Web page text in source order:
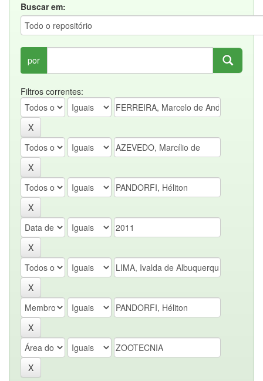
Buscar em:
por
Filtros correntes: